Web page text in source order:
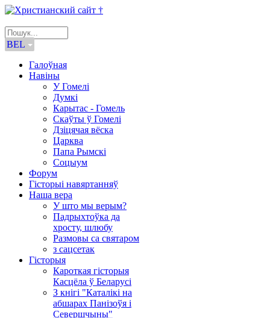
BEL
Галоўная
Навіны
У Гомелі
Думкі
Карытас - Гомель
Скаўты ў Гомелі
Дзіцячая вёска
Царква
Папа Рымскі
Соцыум
Форум
Гісторыі навяртанняў
Наша вера
У што мы верым?
Падрыхтоўка да
хросту, шлюбу
Размовы са святаром
з сацсетак
Гісторыя
Кароткая гісторыя
Касцёла ў Беларусі
З кнігі "Каталікі на
абшарах Панізоўя і
Севершчыны"